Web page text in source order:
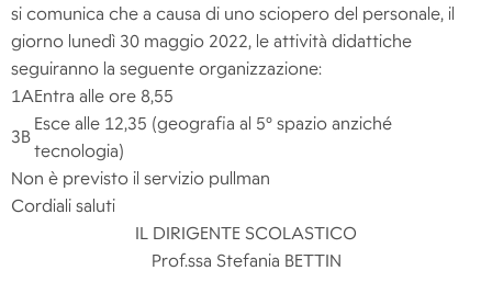
si comunica che a causa di uno sciopero del personale, il
giorno lunedì 30 maggio 2022, le attività didattiche
seguiranno la seguente organizzazione:
1AEntra alle ore 8,55
3B
Esce alle 12,35 (geografia al 5° spazio anziché
tecnologia)
Non è previsto il servizio pullman
Cordiali saluti
IL DIRIGENTE SCOLASTICO
Prof.ssa Stefania BETTIN